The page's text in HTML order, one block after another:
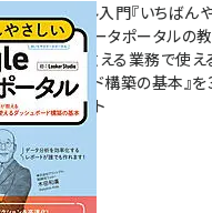
無料BIツール入門『いちばん
いGoogleデータポータルの
人気講師が教える業務で使え
ダッシュボード構築の基本』
様にプレゼント
7月31日 10:00